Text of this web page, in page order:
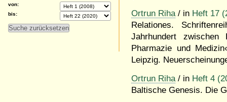
Ortrun Riha / in Heft 17
Relationes.
Jahrhundert
Pharmazie und
Leipzig.
Ortrun Riha / in Heft 4
Baltische Genesis. Die
von:
bis: